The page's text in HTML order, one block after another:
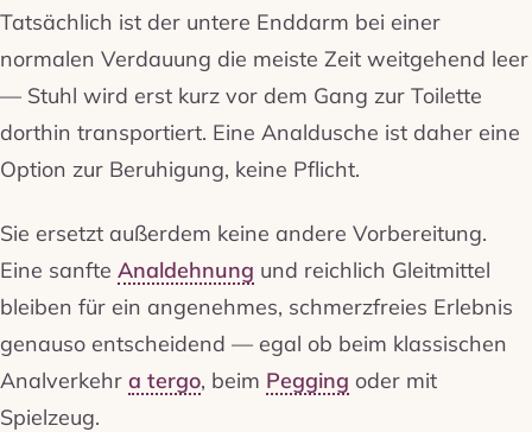
Tatsächlich ist der untere Enddarm bei einer
normalen Verdauung die meiste Zeit weitgehend leer
— Stuhl wird erst kurz vor dem Gang zur Toilette
dorthin transportiert. Eine Analdusche ist daher eine
Option zur Beruhigung, keine Pflicht.
Sie ersetzt außerdem keine andere Vorbereitung.
Eine sanfte Analdehnung und reichlich Gleitmittel
bleiben für ein angenehmes, schmerzfreies Erlebnis
genauso entscheidend — egal ob beim klassischen
Analverkehr a tergo, beim Pegging oder mit
Spielzeug.